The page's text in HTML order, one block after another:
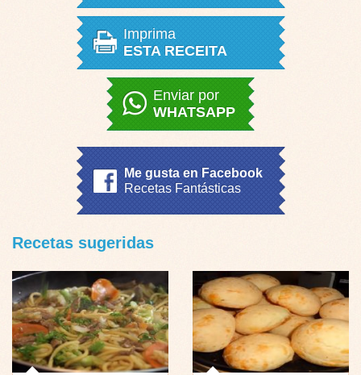
Imprima
ESTA RECEITA
Enviar por
WHATSAPP
Me gusta en Facebook
Recetas Fantásticas
Recetas sugeridas